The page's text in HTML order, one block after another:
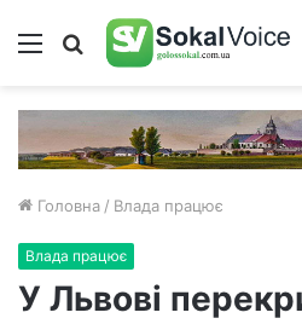
Меню Пошук
Головна / Влада працює
Влада працює
У Львові